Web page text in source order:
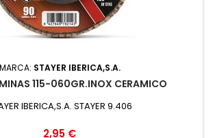
MARCA: STAYER IBERICA,S.A.
115-060GR.INOX CERAMICO
IBERICA,S.A. STAYER 9.406
Precio
2,95 €